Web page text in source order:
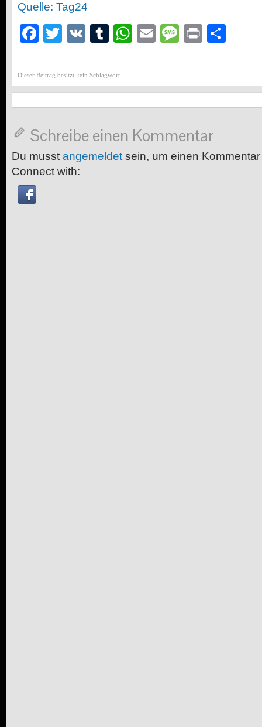
Quelle: Tag24
Facebook
Twitter
VK Tumblr
WhatsApp
EmailMessage
Print
Dieser Beitrag besitzt kein Schlagwort
Schreibe einen Kommentar
Du musst angemeldet sein, um einen
Connect with: